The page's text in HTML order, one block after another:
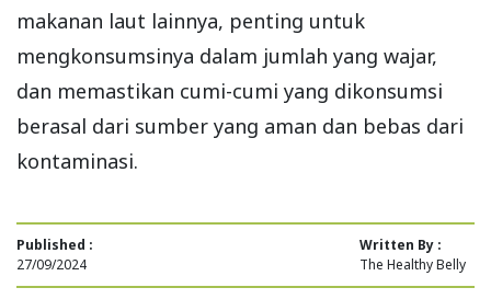
makanan laut lainnya, penting untuk
mengkonsumsinya dalam jumlah yang wajar,
dan memastikan cumi-cumi yang dikonsumsi
berasal dari sumber yang aman dan bebas dari
kontaminasi.
Published :
27/09/2024
Written By :
The Healthy Belly